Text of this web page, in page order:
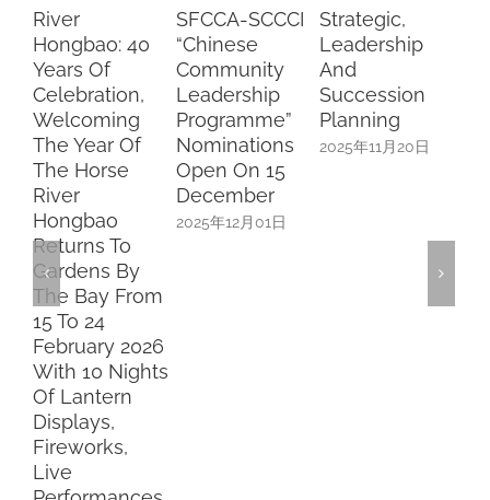
River
Hongbao: 40
Years Of
Celebration,
Welcoming
The Year Of
The Horse
River
Hongbao
Returns To
Gardens By
The Bay From
15 To 24
February 2026
With 10 Nights
Of Lantern
Displays,
Fireworks,
Live
SFCCA-SCCCI
“Chinese
Community
Leadership
Programme”
Nominations
Open On 15
December
2025年12月01日
Strategic,
Leadership
And
Succession
Planning
2025年11月20日